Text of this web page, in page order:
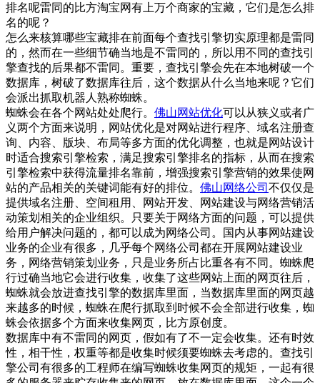
排名呢雷同的比方淘宝网有上万个商家的宝藏，它们是怎么排
名的呢？
怎么来核算哪些宝藏排在前面每个查找引擎切实原理都是雷同
的，然而在一些细节确当地是不雷同的，所以用不同的查找引
擎查找的后果都不雷同。重要，查找引擎会先在本地树破一个
数据库，树破了数据库往后，这个数据从什么当地来呢？它们
会派出抓取机器人熟称蜘蛛。
蜘蛛会在各个网站处处爬行。 佛山网站优化可以从狭义或者广
义两个方面来说明，网站优化是对网站进行程序、域名注册查
询、内容、版块、布局等多方面的优化调整，也就是网站设计
时适合搜索引擎检索，满足搜索引擎排名的指标，从而在搜索
引擎检索中获得流量排名靠前，增强搜索引擎营销的效果使网
站的产品相关的关键词能有好的排位。 佛山网络公司 不仅仅是
提供域名注册、空间租用、网站开发、网站建设与网络营销活
动策划相关的企业组织。只要关于网络方面的问题，可以提供
给用户解决问题的，都可以成为网络公司。国内从事网站建设
业务的企业有很多，几乎每个网络公司都在开展网站建设业
务，网络营销策划业务，只是业务所占比重各有不同。蜘蛛爬
行过确当地它会进行收集，收集了这些网站上面的网页往后，
蜘蛛就会放进查找引擎的数据库里面，当数据库里面的网页越
来越多的时候，蜘蛛在爬行抓取到时候不会全部进行收集，蜘
蛛会依据多个方面来收集网页，比方原创度。
数据库中有不雷同的网页，假如有了不一定会收集。还有时效
性，相干性，权重等都是收集时候须要蜘蛛去考虑的。查找引
擎公司有很多的工程师在编写蜘蛛收集网页的规矩，一起有很